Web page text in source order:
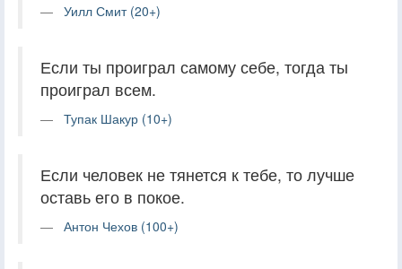
Уилл Смит (20+)
Если ты проиграл самому себе, тогда ты
проиграл всем.
Тупак Шакур (10+)
Если человек не тянется к тебе, то лучше
оставь его в покое.
Антон Чехов (100+)